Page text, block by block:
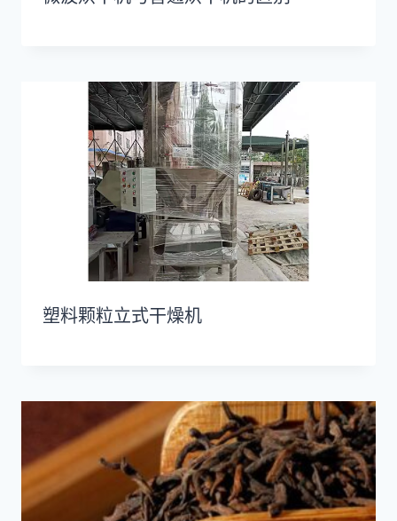
塑料颗粒立式干燥机